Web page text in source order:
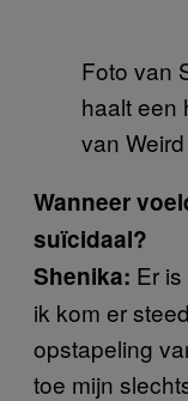
Foto van
haalt een
van
Wanneer
suïcidaal?
Shenika: Er
ik kom er
opstapeling
toe mijn